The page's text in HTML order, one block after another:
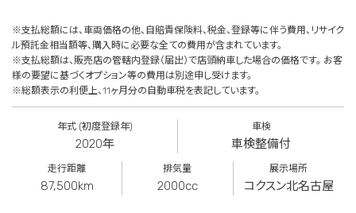
※支払総額には、車両価格の他、自賠責保険料、税金、登録等に伴う費用、リサイク
ル預託金相当額等、購入時に必要な全ての費用が含まれています。
※支払総額は、販売店の管轄内登録（届出）で店頭納車した場合の価格です。 お客
様の要望に基づくオプション等の費用は別途申し受けます。
※総額表示の利便上、11ヶ月分の自動車税を表記しています。
年式 (初度登録年)
2020年
車検
車検整備付
走行距離
87,500km
排気量
2000cc
展示場所
コクスン北名古屋